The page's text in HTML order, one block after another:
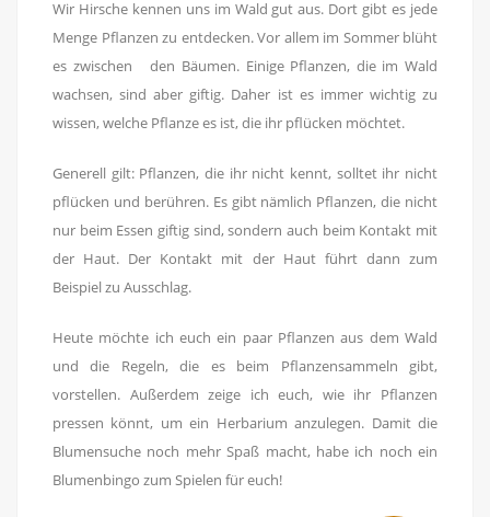
Wir Hirsche kennen uns im Wald gut aus. Dort gibt es jede
Menge Pflanzen zu entdecken. Vor allem im Sommer blüht
es zwischen den Bäumen. Einige Pflanzen, die im Wald
wachsen, sind aber giftig. Daher ist es immer wichtig zu
wissen, welche Pflanze es ist, die ihr pflücken möchtet.
Generell gilt: Pflanzen, die ihr nicht kennt, solltet ihr nicht
pflücken und berühren. Es gibt nämlich Pflanzen, die nicht
nur beim Essen giftig sind, sondern auch beim Kontakt mit
der Haut. Der Kontakt mit der Haut führt dann zum
Beispiel zu Ausschlag.
Heute möchte ich euch ein paar Pflanzen aus dem Wald
und die Regeln, die es beim Pflanzensammeln gibt,
vorstellen. Außerdem zeige ich euch, wie ihr Pflanzen
pressen könnt, um ein Herbarium anzulegen. Damit die
Blumensuche noch mehr Spaß macht, habe ich noch ein
Blumenbingo zum Spielen für euch!